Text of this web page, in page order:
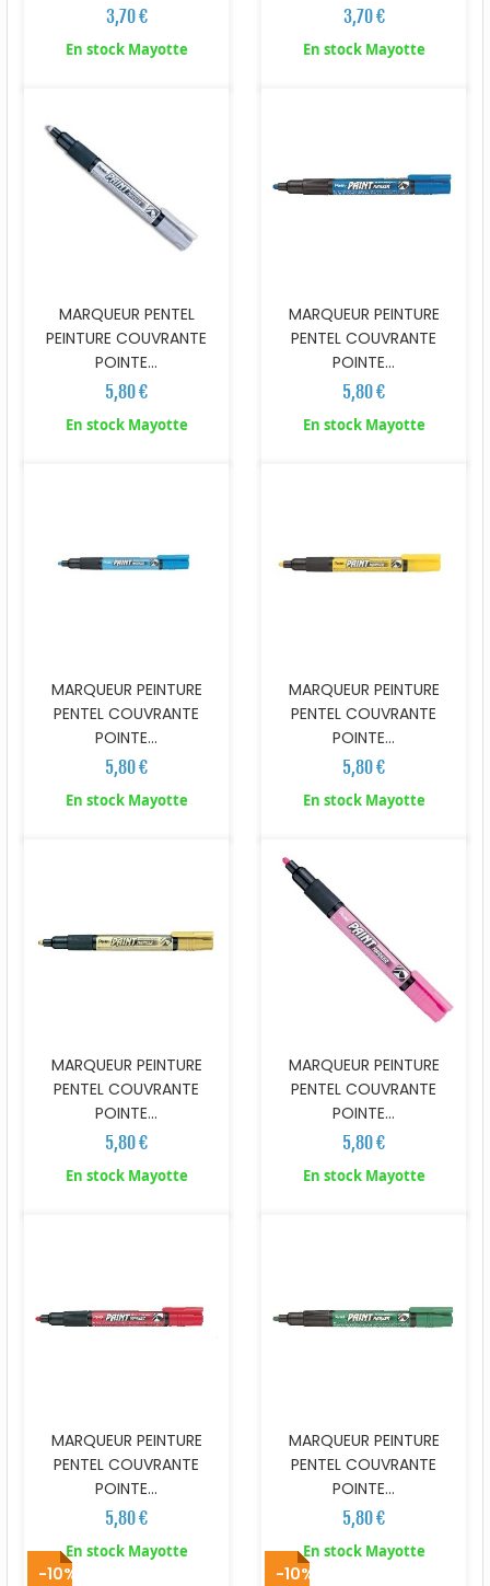
3,70 €
En stock Mayotte
3,70 €
En stock Mayotte
MARQUEUR PENTEL
PEINTURE COUVRANTE
POINTE...
5,80 €
En stock Mayotte
MARQUEUR PEINTURE
PENTEL COUVRANTE
POINTE...
5,80 €
En stock Mayotte
MARQUEUR PEINTURE
PENTEL COUVRANTE
POINTE...
5,80 €
En stock Mayotte
MARQUEUR PEINTURE
PENTEL COUVRANTE
POINTE...
5,80 €
En stock Mayotte
MARQUEUR PEINTURE
PENTEL COUVRANTE
POINTE...
5,80 €
En stock Mayotte
MARQUEUR PEINTURE
PENTEL COUVRANTE
POINTE...
5,80 €
En stock Mayotte
MARQUEUR PEINTURE
PENTEL COUVRANTE
POINTE...
5,80 €
En stock Mayotte
MARQUEUR PEINTURE
PENTEL COUVRANTE
POINTE...
5,80 €
En stock Mayotte
-10% -10%